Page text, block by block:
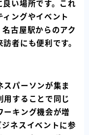
い場所です。これ
ングやイベント
古屋駅からのアク
者にも便利です。
スパーソンが集ま
用することで同じ
ーキング機会が増
ネスイベントに参